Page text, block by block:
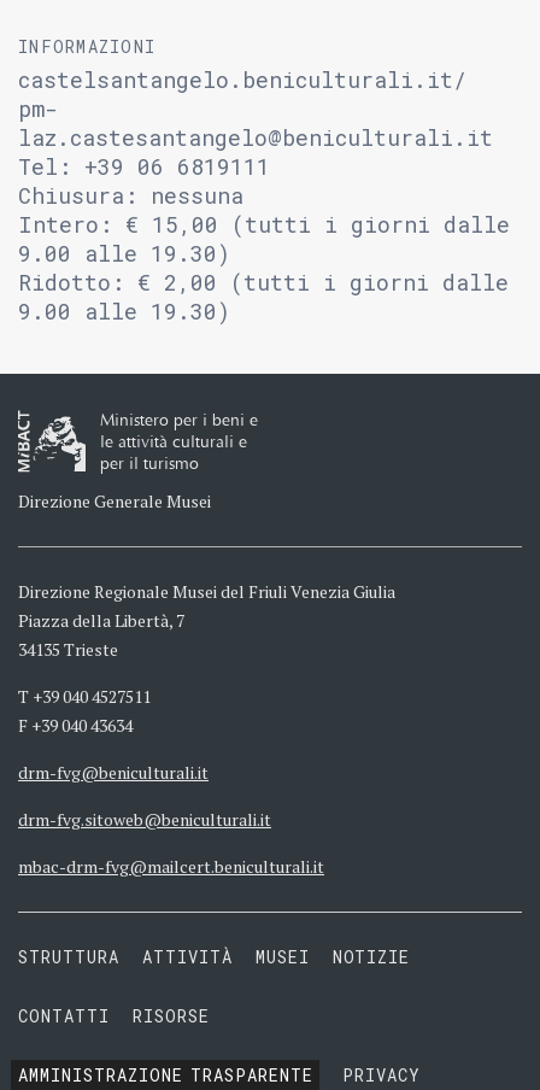
INFORMAZIONI
castelsantangelo.beniculturali.it/
pm-
laz.castesantangelo@beniculturali.it
Tel: +39 06 6819111
Chiusura: nessuna
Intero: € 15,00 (tutti i giorni dalle
9.00 alle 19.30)
Ridotto: € 2,00 (tutti i giorni dalle
9.00 alle 19.30)
Ministero per i beni e
le attività culturali e
per il turismo
Direzione Generale Musei
Direzione Regionale Musei del Friuli Venezia Giulia
Piazza della Libertà, 7
34135 Trieste
T +39 040 4527511
F +39 040 43634
drm-fvg@beniculturali.it
drm-fvg.sitoweb@beniculturali.it
mbac-drm-fvg@mailcert.beniculturali.it
STRUTTURA ATTIVITÀ MUSEI NOTIZIE
CONTATTI RISORSE
AMMINISTRAZIONE TRASPARENTE PRIVACY